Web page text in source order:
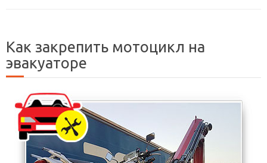
Как закрепить мотоцикл на
эвакуаторе